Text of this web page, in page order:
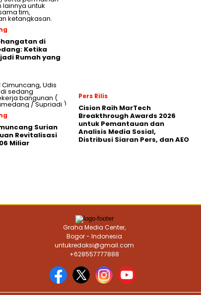
di
Ketika
Rumah yang
Surian
Revitalisasi
Miliar
Pers Rilis
Cision Raih MarTech
Breakthrough Awards 2026
untuk Pemantauan dan
Analisis Media Sosial,
Distribusi Siaran Pers, dan AEO
Graha Media Center,
Bogor - Indonesia
untukredaksi@gmail.com
+628557777888